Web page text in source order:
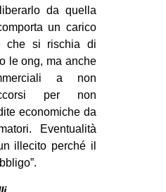
da quella
un carico
che si rischia di
le ong, ma anche
a non
per non
economiche da
Eventualità
illecito perché il